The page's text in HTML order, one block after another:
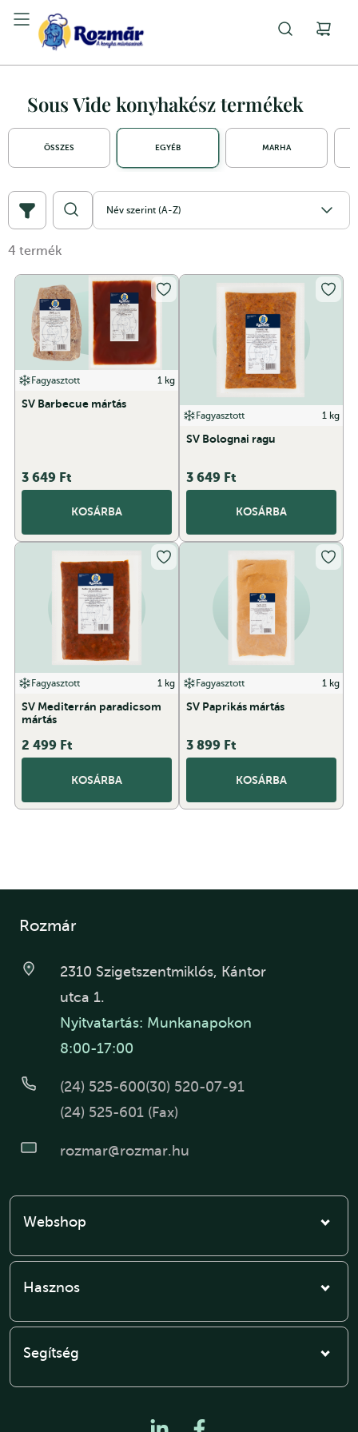
Sous Vide konyhakész termékek
ÖSSZES EGYÉB MARHA
4 termék
Név szerint (A-Z)
Fagyasztott 1 kg
SV Barbecue mártás
3 649 Ft
KOSÁRBA
Fagyasztott 1 kg
SV Bolognai ragu
3 649 Ft
KOSÁRBA
Fagyasztott 1 kg
SV Mediterrán paradicsom
mártás
2 499 Ft
KOSÁRBA
Fagyasztott 1 kg
SV Paprikás mártás
3 899 Ft
KOSÁRBA
Rozmár
2310 Szigetszentmiklós, Kántor
utca 1.
Nyitvatartás: Munkanapokon
8:00-17:00
(24) 525-600(30) 520-07-91
(24) 525-601 (Fax)
rozmar@rozmar.hu
Webshop
Hasznos
Segítség